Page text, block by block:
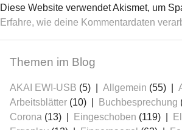
Diese Website verwendet Akismet, um
Erfahre, wie deine Kommentardaten
Themen im Blog
AKAI EWI-USB (5) Allgemein (55)
Arbeitsblätter (10) Buchbesprechung
Corona (13) Eingeschoben (119)